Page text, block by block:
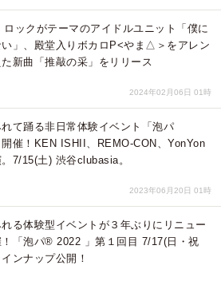
ックがテーマのアイドルユニット「僕に
い」、殿堂入りボカロP<やま△＞をアレン
新曲「推敲の采」をリリース
2024年02月06日 01時
て踊る非日常体験イベント「泡パ
催！KEN ISHII、REMO-CON、YonYon
7/15(土) 渋谷clubasia。
2023年06月20日 01時
る体験型イベントが３年ぶりにリニュー
！「泡パ® 2022 」第１回目 7/17(日・祝
ンナップ公開！